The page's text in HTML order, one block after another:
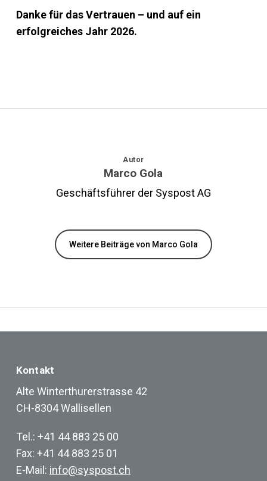
Danke für das Vertrauen – und auf ein
erfolgreiches Jahr 2026.
Autor
Marco Gola
Geschäftsführer der Syspost AG
Weitere Beiträge von Marco Gola
Kontakt
Alte Winterthurerstrasse 42
CH-8304 Wallisellen
Tel.: +41 44 883 25 00
Fax: +41 44 883 25 01
E-Mail: info@syspost.ch